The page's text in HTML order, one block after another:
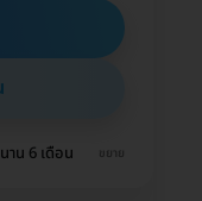
น 6 เดือน ขยาย